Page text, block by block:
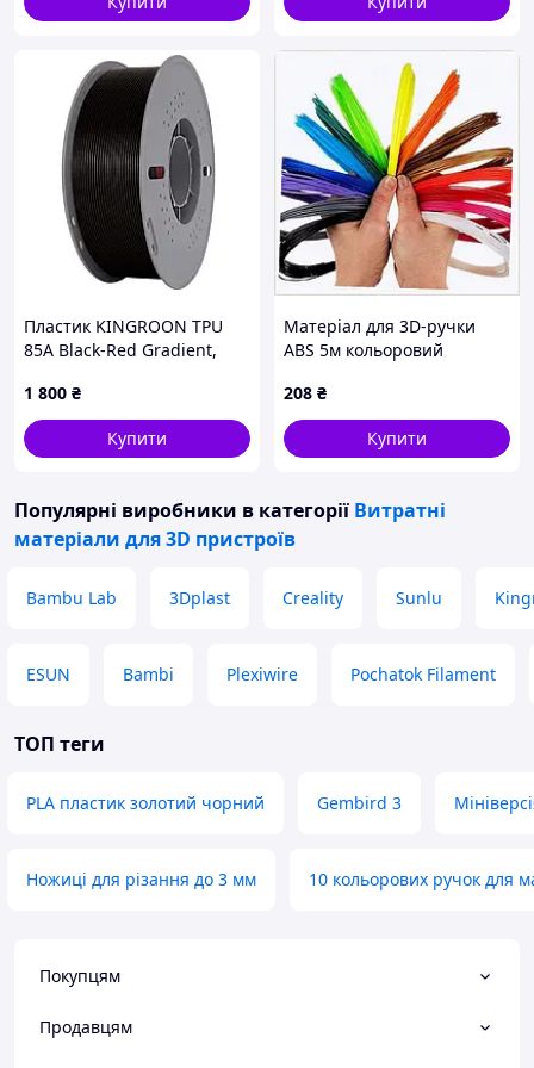
Пластик KINGROON TPU
85A Black-Red Gradient,
червоний градієнт
філамент для 3D-друку
1 800 ₴
Купити
Матеріал для 3D-ручки
ABS 5м кольоровий
208 ₴
Купити
Популярні виробники в категорії Витратні
матеріали для 3D пристроїв
Bambu Lab 3Dplast Creality Sunlu
ESUN Bambi Plexiwire Pochatok Filament
ТОП теги
PLA пластик золотий чорний Gembird 3
Ножиці для різання до 3 мм 10 кольорових ручок для
Покупцям
Продавцям